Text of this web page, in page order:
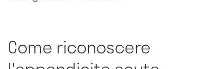
Come riconoscere